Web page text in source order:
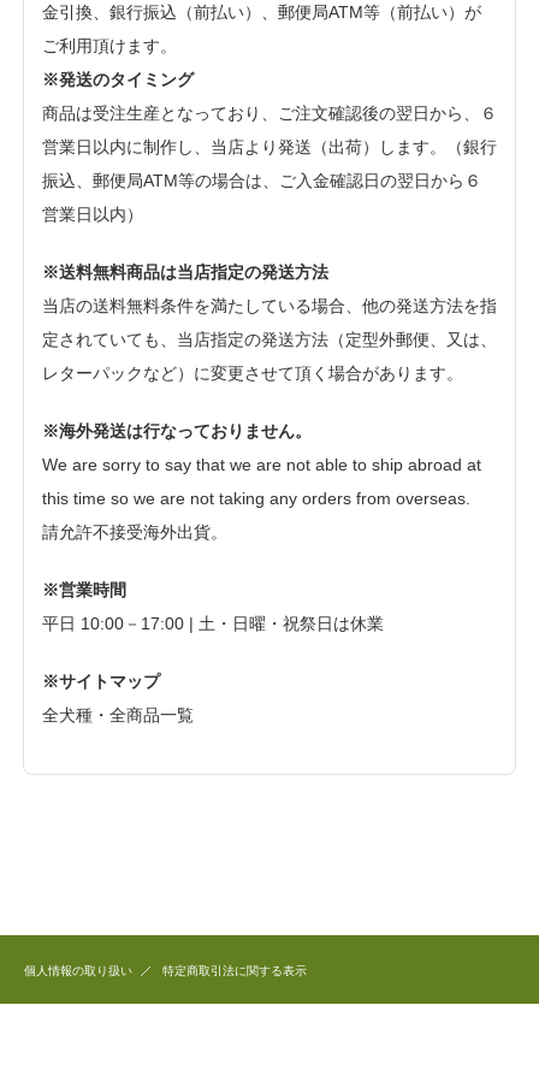
金引換、銀行振込（前払い）、郵便局ATM等（前払い）が
ご利用頂けます。
※発送のタイミング
商品は受注生産となっており、ご注文確認後の翌日から、６
営業日以内に制作し、当店より発送（出荷）します。（銀行
振込、郵便局ATM等の場合は、ご入金確認日の翌日から６
営業日以内）
※送料無料商品は当店指定の発送方法
当店の送料無料条件を満たしている場合、他の発送方法を指
定されていても、当店指定の発送方法（定型外郵便、又は、
レターパックなど）に変更させて頂く場合があります。
※海外発送は行なっておりません。
We are sorry to say that we are not able to ship abroad at
this time so we are not taking any orders from overseas.
請允許不接受海外出貨。
※営業時間
平日 10:00－17:00 | 土・日曜・祝祭日は休業
※サイトマップ
全犬種・全商品一覧
個人情報の取り扱い 特定商取引法に関する表示